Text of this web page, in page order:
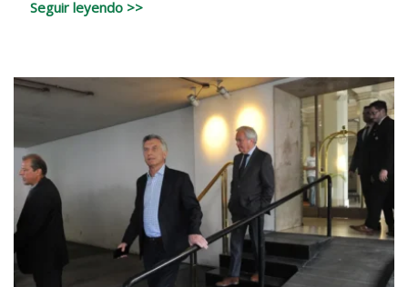
Seguir leyendo >>